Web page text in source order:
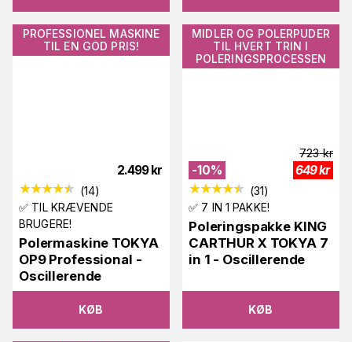
PROFESSIONEL MASKINE
TIL EN GOD PRIS!
2.499 kr
(14)
✅ TIL KRÆVENDE
BRUGERE!
Polermaskine TOKYA
OP9 Professional -
Oscillerende
KØB
MIDLER OG POLERPUDER
TIL HVERT TRIN I
POLERINGSPROCESSEN
-10%
723 kr
649kr
(31)
✅ 7 IN 1 PAKKE!
Poleringspakke KING
CARTHUR X TOKYA 7
in 1 - Oscillerende
KØB